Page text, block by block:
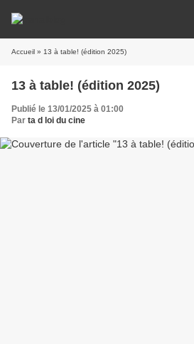
Accueil » 13 à table! (édition 2025)
13 à table! (édition 2025)
Publié le 13/01/2025 à 01:00
Par ta d loi du cine